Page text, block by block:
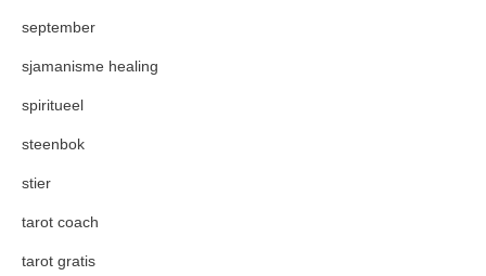
september
sjamanisme healing
spiritueel
steenbok
stier
tarot coach
tarot gratis